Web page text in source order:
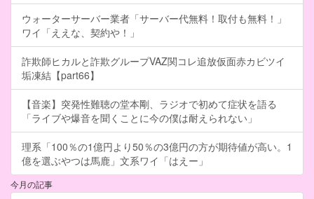
ウォーターサーバー業者「サーバー代無料！取付も無料！」
ワイ「ええな、契約や！」
詐欺師ヒカルと詐欺グループVAZ関コレ追放仮面赤カビツイ
垢凍結【part66】
【音楽】突発性難聴の堂本剛、ラジオで初めて症状を語る
「ライブや爆音を聞くことに今の僕は耐えられない」
理系「100％の1億円より50％の3億円の方が期待値が高い。1
億を選ぶやつは馬鹿」文系ワイ「はえー」
今月の記事